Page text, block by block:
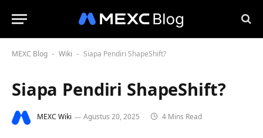
MEXC Blog - Wiki - Siapa Pendiri ShapeShift?
Siapa Pendiri ShapeShift?
MEXC Wiki Agustus 20, 2025 4 Mins Read